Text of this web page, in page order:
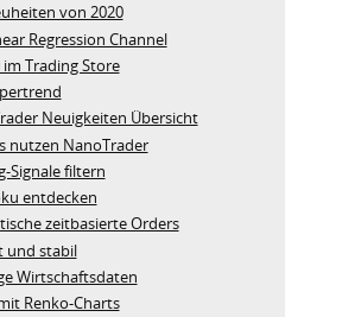
von 2020
Regression Channel
im Trading Store
Neuigkeiten Übersicht
nutzen NanoTrader
Signale filtern
entdecken
zeitbasierte Orders
und stabil
Wirtschaftsdaten
Renko-Charts